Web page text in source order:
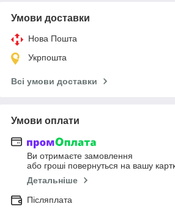
Умови доставки
Нова Пошта
Укрпошта
Всі умови доставки
Умови оплати
Ви отримаєте замовлення
або гроші повернуться на вашу
Детальніше
Післяплата